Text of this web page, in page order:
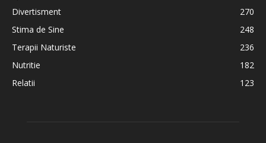
Divertisment
270
Stima de Sine
248
Terapii Naturiste
236
Nutritie
182
Relatii
123